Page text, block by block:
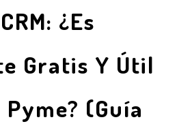
¿Es
Gratis Y Útil
(Guía